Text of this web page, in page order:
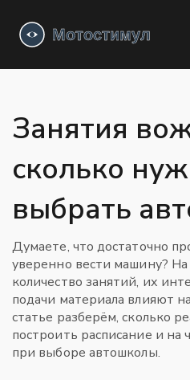
Занятия
сколько
выбрать
Думаете, что достаточно
уверенно вести машину? На
количество занятий, их
подачи материала влияют
статье разберём, сколько
построить расписание и
при выборе автошколы.